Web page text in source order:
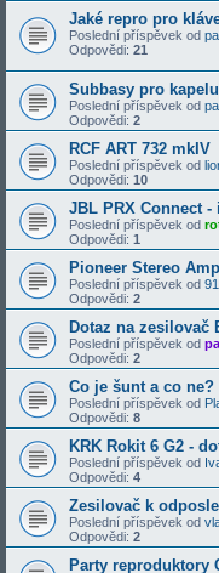
Jaké repro pro
Poslední příspěvek od
Odpovědi: 21
Subbasy pro
Poslední příspěvek od
Odpovědi: 2
RCF ART 732 mkIV
Poslední příspěvek od
Odpovědi: 10
JBL PRX Connect
Poslední příspěvek od
Odpovědi: 1
Pioneer Stereo
Poslední příspěvek od
Odpovědi: 2
Dotaz na zesilovač
Poslední příspěvek od
Odpovědi: 2
Co je šunt a co ne?
Poslední příspěvek od
Odpovědi: 8
KRK Rokit 6 G2 -
Poslední příspěvek od
Odpovědi: 4
Zesilovač k
Poslední příspěvek od
Odpovědi: 2
Party reproduktory